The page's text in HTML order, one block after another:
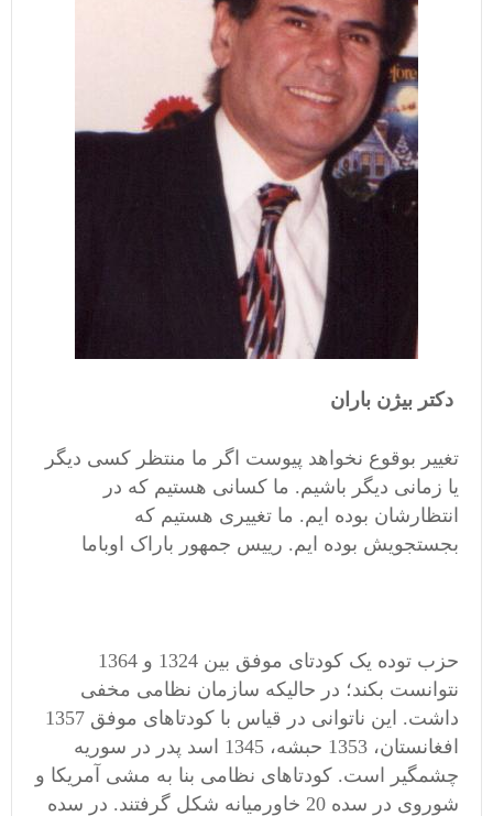
دکتر بیژن باران
تغییر بوقوع نخواهد پیوست اگر ما منتظر کسی دیگر
یا زمانی دیگر باشیم. ما کسانی هستیم که در
انتظارشان بوده ایم. ما تغییری هستیم که
بجستجویش بوده ایم. رییس جمهور باراک اوباما
حزب توده یک کودتای موفق بین 1324 و 1364
نتوانست بکند؛ در حالیکه سازمان نظامی مخفی
داشت. این ناتوانی در قیاس با کودتاهای موفق 1357
افغانستان، 1353 حبشه، 1345 اسد پدر در سوریه
چشمگیر است. کودتاهای نظامی بنا به مشی آمریکا و
شوروی در سده 20 خاورمیانه شکل گرفتند. در سده